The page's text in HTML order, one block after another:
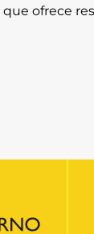
que ofrece